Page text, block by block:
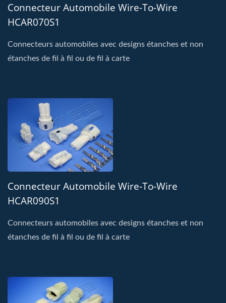
Connecteur Automobile Wire-To-Wire
HCAR070S1
Connecteurs automobiles avec designs étanches et non
étanches de fil à fil ou de fil à carte
Connecteur Automobile Wire-To-Wire
HCAR090S1
Connecteurs automobiles avec designs étanches et non
étanches de fil à fil ou de fil à carte